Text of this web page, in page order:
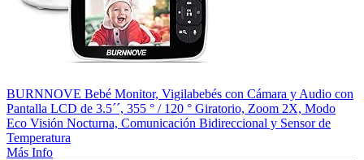
BURNNOVE Bebé Monitor, Vigilabebés con Cámara y Audio con
Pantalla LCD de 3.5´´, 355 ° / 120 ° Giratorio, Zoom 2X, Modo
Eco Visión Nocturna, Comunicación Bidireccional y Sensor de
Temperatura
Más Info